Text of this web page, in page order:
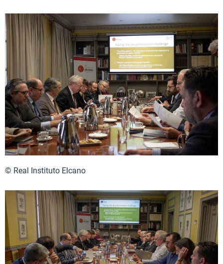
© Real Instituto Elcano